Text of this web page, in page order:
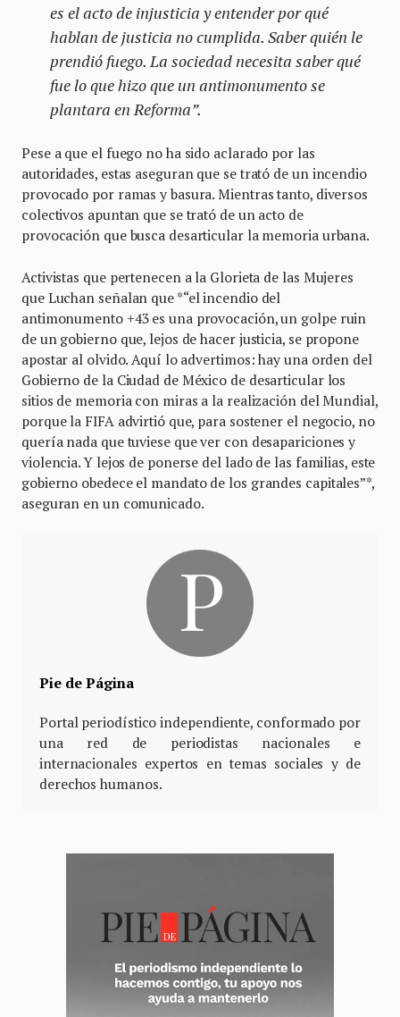
es el acto de injusticia y entender por qué
hablan de justicia no cumplida. Saber quién le
prendió fuego. La sociedad necesita saber qué
fue lo que hizo que un antimonumento se
plantara en Reforma”.
Pese a que el fuego no ha sido aclarado por las
autoridades, estas aseguran que se trató de un incendio
provocado por ramas y basura. Mientras tanto, diversos
colectivos apuntan que se trató de un acto de
provocación que busca desarticular la memoria urbana.
Activistas que pertenecen a la Glorieta de las Mujeres
que Luchan señalan que *“el incendio del
antimonumento +43 es una provocación, un golpe ruin
de un gobierno que, lejos de hacer justicia, se propone
apostar al olvido. Aquí lo advertimos: hay una orden del
Gobierno de la Ciudad de México de desarticular los
sitios de memoria con miras a la realización del Mundial,
porque la FIFA advirtió que, para sostener el negocio, no
quería nada que tuviese que ver con desapariciones y
violencia. Y lejos de ponerse del lado de las familias, este
gobierno obedece el mandato de los grandes capitales”*,
aseguran en un comunicado.
Pie de Página
Portal periodístico independiente, conformado por
una red de periodistas nacionales e
internacionales expertos en temas sociales y de
derechos humanos.